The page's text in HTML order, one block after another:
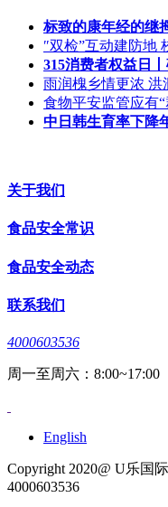
标致的康年经的继
″双检”互动建防地
315消费者权益日
雨润槐乡情更浓 洪
食物平安监管应有
中日韩生育率下降
关于我们
食品安全常识
食品安全动态
联系我们
4000603536
周一至周六：8:00~17:00
English
Copyright 2020@ U乐国
4000603536